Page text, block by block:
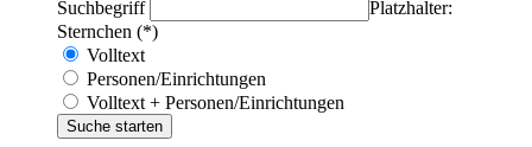
Suchbegriff
Platzhalter:
Sternchen (*)
Volltext
Personen/Einrichtungen
Volltext + Personen/Einrichtungen